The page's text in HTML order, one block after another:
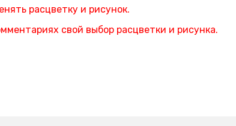
расцветку и рисунок.
свой выбор расцветки и рисунка.